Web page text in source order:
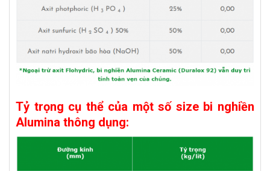
Tỷ trọng cụ thể của một số size bi nghiền
Alumina thông dụng: